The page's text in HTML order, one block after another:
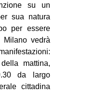
su un
sua natura
per essere
Milano vedrà
mattina,
da largo
cittadina